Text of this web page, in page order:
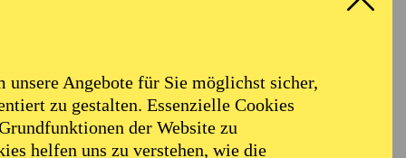
unsere Angebote für Sie möglichst sicher,
zu gestalten. Essenzielle Cookies
der Website zu
helfen uns zu verstehen, wie die